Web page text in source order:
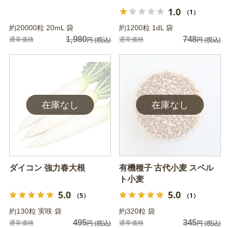
約20000粒 20mL 袋
通常価格 1,980円(税込)
1.0 （1）
約1200粒 1dL 袋
通常価格 748円(税込)
ダイコン 強力春大根
5.0 （5）
約130粒 実咲 袋
通常価格 495円(税込)
有機種子 古代小麦 スペル
ト小麦
5.0 （1）
約320粒 袋
通常価格 345円(税込)